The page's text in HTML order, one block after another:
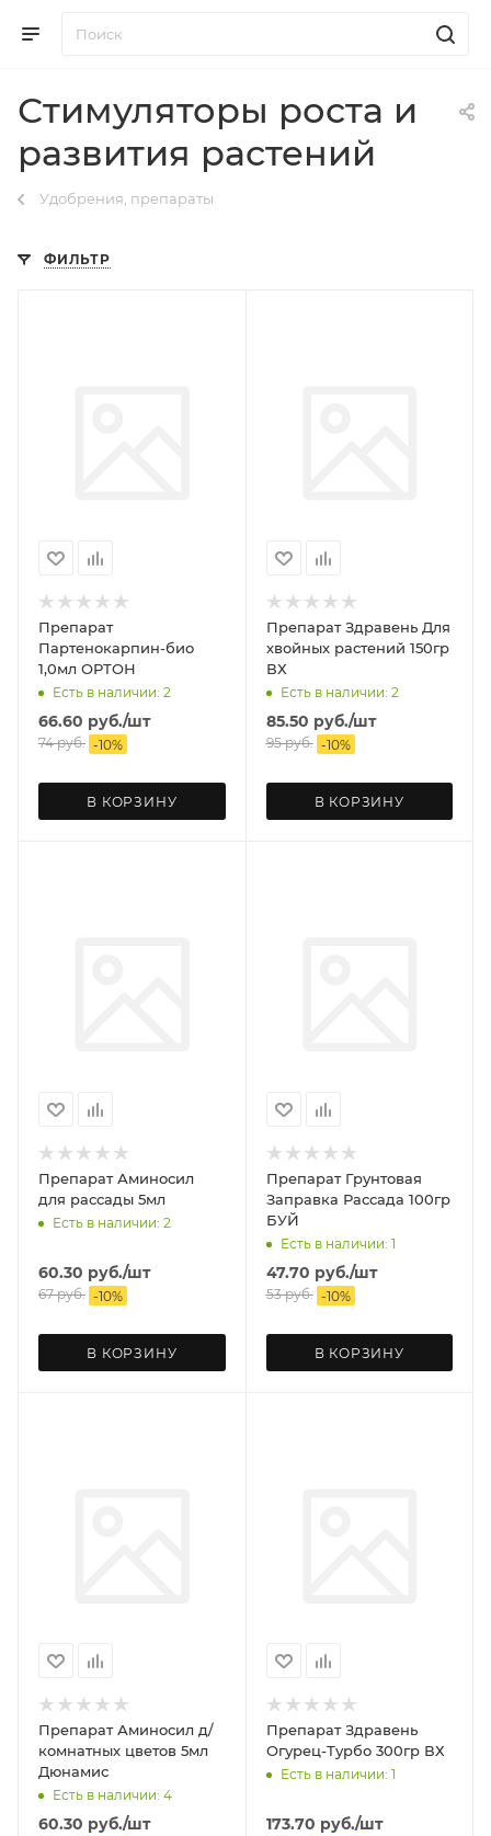
Стимуляторы роста и
развития растений
Удобрения, препараты
ФИЛЬТР
Препарат
Партенокарпин-био
1,0мл ОРТОН
Есть в наличии: 2
66.60 руб./шт
74руб. -10%
В КОРЗИНУ
Препарат Здравень Для
хвойных растений 150гр
ВХ
Есть в наличии: 2
85.50 руб./шт
95руб. -10%
В КОРЗИНУ
Препарат Аминосил
для рассады 5мл
Есть в наличии: 2
60.30 руб./шт
67руб. -10%
В КОРЗИНУ
Препарат Грунтовая
Заправка Рассада 100гр
БУЙ
Есть в наличии: 1
47.70 руб./шт
53руб. -10%
В КОРЗИНУ
Препарат Аминосил д/
комнатных цветов 5мл
Дюнамис
Есть в наличии: 4
60.30 руб./шт
Препарат Здравень
Огурец-Турбо 300гр ВХ
Есть в наличии: 1
173.70 руб./шт